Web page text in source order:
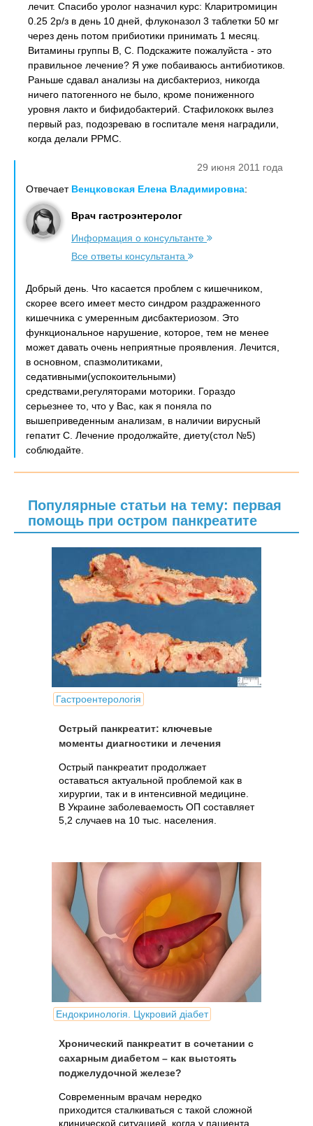
лечит. Спасибо уролог назначил курс: Кларитромицин
0.25 2р/з в день 10 дней, флуконазол 3 таблетки 50 мг
через день потом прибиотики принимать 1 месяц.
Витамины группы В, С. Подскажите пожалуйста - это
правильное лечение? Я уже побаиваюсь антибиотиков.
Раньше сдавал анализы на дисбактериоз, никогда
ничего патогенного не было, кроме пониженного
уровня лакто и бифидобактерий. Стафилококк вылез
первый раз, подозреваю в госпитале меня наградили,
когда делали РРМС.
29 июня 2011 года
Отвечает Венцковская Елена Владимировна:
Врач гастроэнтеролог
Информация о консультанте
Все ответы консультанта
Добрый день. Что касается проблем с кишечником,
скорее всего имеет место синдром раздраженного
кишечника с умеренным дисбактериозом. Это
функциональное нарушение, которое, тем не менее
может давать очень неприятные проявления. Лечится,
в основном, спазмолитиками,
седативными(успокоительными)
средствами,регуляторами моторики. Гораздо
серьезнее то, что у Вас, как я поняла по
вышеприведенным анализам, в наличии вирусный
гепатит С. Лечение продолжайте, диету(стол №5)
соблюдайте.
Популярные статьи на тему: первая
помощь при остром панкреатите
Гастроентерологія
Острый панкреатит: ключевые
моменты диагностики и лечения
Острый панкреатит продолжает
оставаться актуальной проблемой как в
хирургии, так и в интенсивной медицине.
В Украине заболеваемость ОП составляет
5,2 случаев на 10 тыс. населения.
Ендокринологія. Цукровий діабет
Хронический панкреатит в сочетании с
сахарным диабетом – как выстоять
поджелудочной железе?
Современным врачам нередко
приходится сталкиваться с такой сложной
клинической ситуацией, когда у пациента